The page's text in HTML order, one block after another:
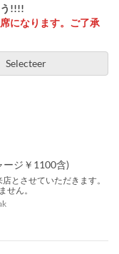
!!!!
になります。ご了承
Selecteer
ージ￥1100含)
とさせていただきます。
せん。